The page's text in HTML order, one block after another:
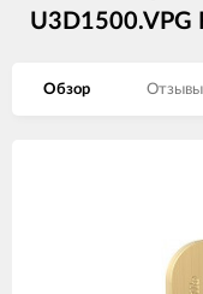
U3D1500.VPG
Обзор Отзывы